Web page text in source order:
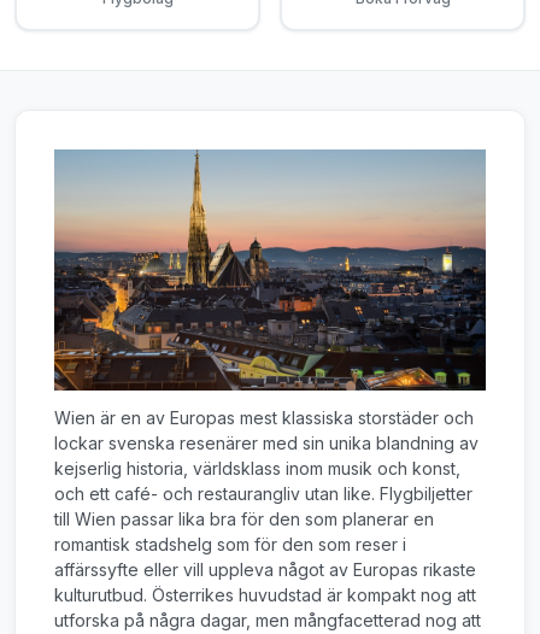
Wien är en av Europas mest klassiska storstäder och
lockar svenska resenärer med sin unika blandning av
kejserlig historia, världsklass inom musik och konst,
och ett café- och restaurangliv utan like. Flygbiljetter
till Wien passar lika bra för den som planerar en
romantisk stadshelg som för den som reser i
affärssyfte eller vill uppleva något av Europas rikaste
kulturutbud. Österrikes huvudstad är kompakt nog att
utforska på några dagar, men mångfacetterad nog att